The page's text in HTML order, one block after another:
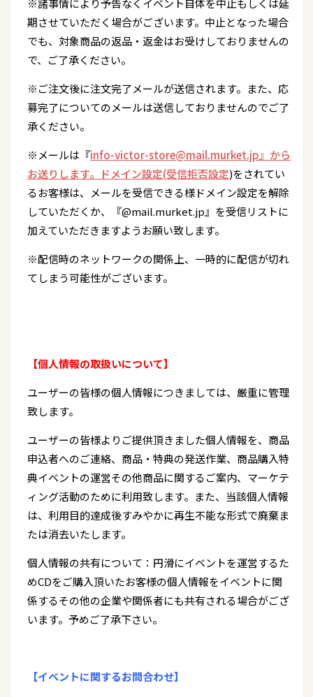
※諸事情により予告なくイベント自体を中止もしくは延
期させていただく場合がございます。中止となった場合
でも、対象商品の返品・返金はお受けしておりませんの
で、ご了承ください。
※ご注文後に注文完了メールが送信されます。また、応
募完了についてのメールは送信しておりませんのでご了
承ください。
※メールは『info-victor-store@mail.murket.jp』から
お送りします。ドメイン設定(受信拒否設定)をされてい
るお客様は、メールを受信できる様ドメイン設定を解除
していただくか、『@mail.murket.jp』を受信リストに
加えていただきますようお願い致します。
※配信時のネットワークの関係上、一時的に配信が切れ
てしまう可能性がございます。
【個人情報の取扱いについて】
ユーザーの皆様の個人情報につきましては、厳重に管理
致します。
ユーザーの皆様よりご提供頂きました個人情報を、商品
申込者へのご連絡、商品・特典の発送作業、商品購入特
典イベントの運営その他商品に関するご案内、マーケテ
ィング活動のために利用致します。また、当該個人情報
は、利用目的達成後すみやかに再生不能な形式で廃棄ま
たは消去いたします。
個人情報の共有について：円滑にイベントを運営するた
めCDをご購入頂いたお客様の個人情報をイベントに関
係するその他の企業や関係者にも共有される場合がござ
います。予めご了承下さい。
【イベントに関するお問合わせ】